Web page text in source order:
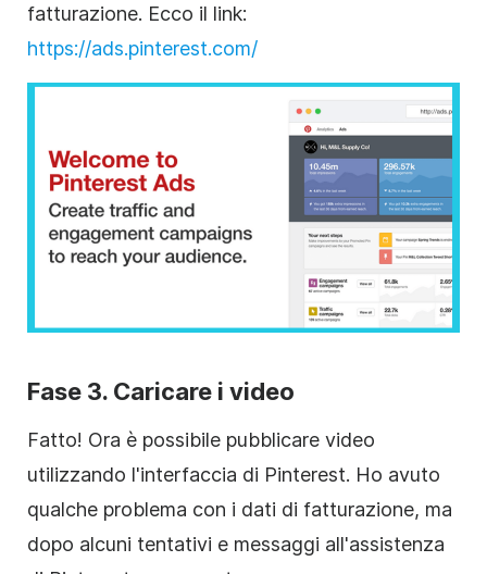
fatturazione. Ecco il link:
https://ads.pinterest.com/
Fase 3. Caricare i video
Fatto! Ora è possibile pubblicare video
utilizzando l'interfaccia di Pinterest. Ho avuto
qualche problema con i dati di fatturazione, ma
dopo alcuni tentativi e messaggi all'assistenza